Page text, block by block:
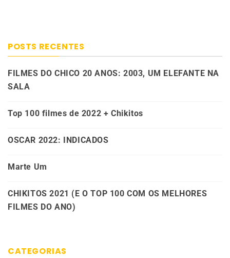
POSTS RECENTES
FILMES DO CHICO 20 ANOS: 2003, UM ELEFANTE NA
SALA
Top 100 filmes de 2022 + Chikitos
OSCAR 2022: INDICADOS
Marte Um
CHIKITOS 2021 (E O TOP 100 COM OS MELHORES
FILMES DO ANO)
CATEGORIAS